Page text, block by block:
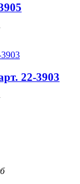
22-3903